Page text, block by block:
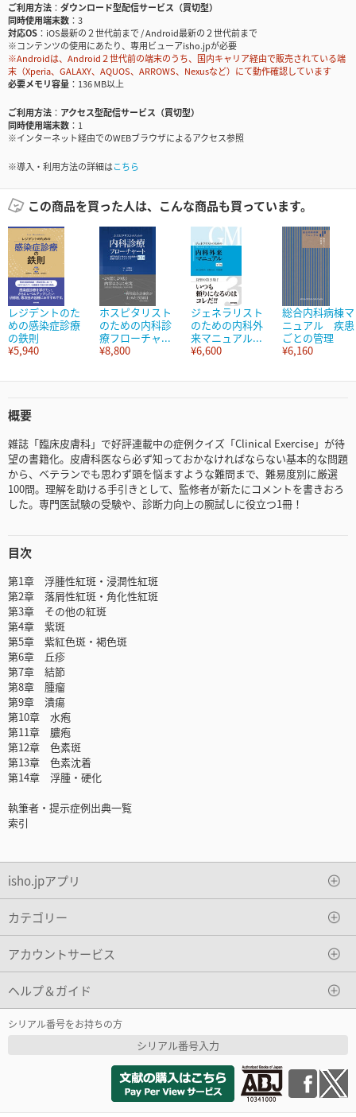
ご利用方法
ダウンロード型配信サービス（買切型）
同時使用端末数
3
対応OS
iOS最新の２世代前まで / Android最新の２世代前まで
※コンテンツの使用にあたり、専用ビューアisho.jpが必要
※Androidは、Android２世代前の端末のうち、国内キャリア経由で販売されている端
末（Xperia、GALAXY、AQUOS、ARROWS、Nexusなど）にて動作確認しています
必要メモリ容量
136 MB以上
ご利用方法
アクセス型配信サービス（買切型）
同時使用端末数
1
※インターネット経由でのWEBブラウザによるアクセス参照
※導入・利用方法の詳細はこちら
この商品を買った人は、こんな商品も買っています。
レジデントのた
めの感染症診療
の鉄則
¥5,940
ホスピタリスト
のための内科診
療フローチャ...
¥8,800
ジェネラリスト
のための内科外
来マニュアル...
¥6,600
総合内科病棟マ
ニュアル 疾患
ごとの管理
¥6,160
概要
雑誌「臨床皮膚科」で好評連載中の症例クイズ「Clinical Exercise」が待
望の書籍化。皮膚科医なら必ず知っておかなければならない基本的な問題
から、ベテランでも思わず頭を悩ますような難問まで、難易度別に厳選
100問。理解を助ける手引きとして、監修者が新たにコメントを書きおろ
した。専門医試験の受験や、診断力向上の腕試しに役立つ1冊！
目次
第1章 浮腫性紅斑・浸潤性紅斑
第2章 落屑性紅斑・角化性紅斑
第3章 その他の紅斑
第4章 紫斑
第5章 紫紅色斑・褐色斑
第6章 丘疹
第7章 結節
第8章 腫瘤
第9章 潰瘍
第10章 水疱
第11章 膿疱
第12章 色素斑
第13章 色素沈着
第14章 浮腫・硬化
執筆者・提示症例出典一覧
索引
isho.jpアプリ
カテゴリー
アカウントサービス
ヘルプ＆ガイド
シリアル番号をお持ちの方
シリアル番号入力